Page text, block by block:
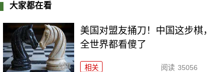
大家都在看
美国对盟友捅刀！中国这步棋，
全世界都看傻了
相关 阅读 35056